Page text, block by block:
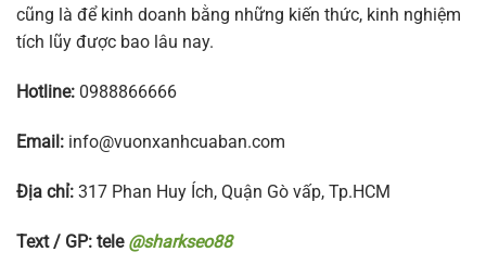
cũng là để kinh doanh bằng những kiến thức, kinh nghiệm
tích lũy được bao lâu nay.
Hotline: 0988866666
Email: info@vuonxanhcuaban.com
Địa chỉ: 317 Phan Huy Ích, Quận Gò vấp, Tp.HCM
Text / GP: tele @sharkseo88